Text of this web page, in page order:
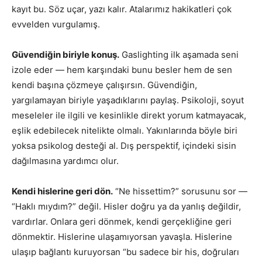
kayıt bu. Söz uçar, yazı kalır. Atalarımız hakikatleri çok
evvelden vurgulamış.
Güvendiğin biriyle konuş. Gaslighting ilk aşamada seni
izole eder — hem karşındaki bunu besler hem de sen
kendi başına çözmeye çalışırsın. Güvendiğin,
yargılamayan biriyle yaşadıklarını paylaş. Psikoloji, soyut
meseleler ile ilgili ve kesinlikle direkt yorum katmayacak,
eşlik edebilecek nitelikte olmalı. Yakınlarında böyle biri
yoksa psikolog desteği al. Dış perspektif, içindeki sisin
dağılmasına yardımcı olur.
Kendi hislerine geri dön. “Ne hissettim?” sorusunu sor —
“Haklı mıydım?” değil. Hisler doğru ya da yanlış değildir,
vardırlar. Onlara geri dönmek, kendi gerçekliğine geri
dönmektir. Hislerine ulaşamıyorsan yavaşla. Hislerine
ulaşıp bağlantı kuruyorsan “bu sadece bir his, doğruları